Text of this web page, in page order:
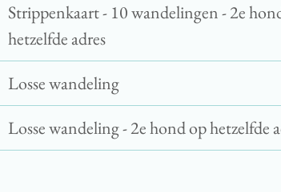
Strippenkaart - 10 wandelingen - 2e
hetzelfde adres
Losse wandeling
Losse wandeling - 2e hond op hetzelfde